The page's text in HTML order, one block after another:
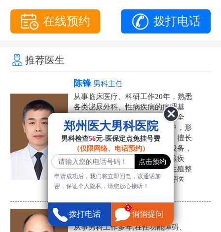
在线预约 拨打电话
推荐医生
陈锋 男科主任
从事临床医疗、科研工作20年，熟悉
各类泌尿外科、性病疾病的病理基
础，诊断治疗和临床操作，技术全
面。在男科疾病的诊断和诊疗中，形
成了一套独具特色的诊疗方案。擅长
运用国内外先进的医学技术和设备，
科学诊疗各类阳痿早泄、前列腺疾
病、射精障碍、性病、HPV、生殖整
形等疾病，是患者非常信赖的好医
生。
张营富
男科主任
从事男科工作多年,在性功能障碍、
郑州医大男科医院
男科检查56元-医保定点免挂号费
（仅限网络、电话预约）
申请成功后，我们将立即回电，该通话加
密，保证个人隐私，请您放心接听！
拨打电话 悄悄提问